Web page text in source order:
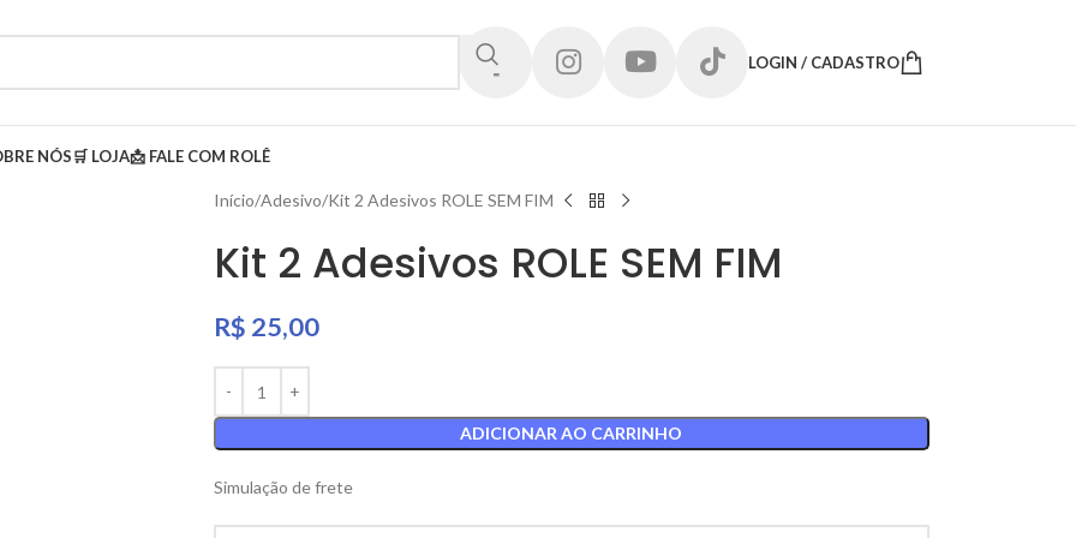
LOGIN / CADASTRO
NÓS🛒 LOJA📩 FALE COM ROLÊ
Início Adesivo Kit 2 Adesivos ROLE SEM FIM
Kit 2 Adesivos ROLE SEM FIM
R$ 25,00
ADICIONAR AO CARRINHO
Simulação de frete